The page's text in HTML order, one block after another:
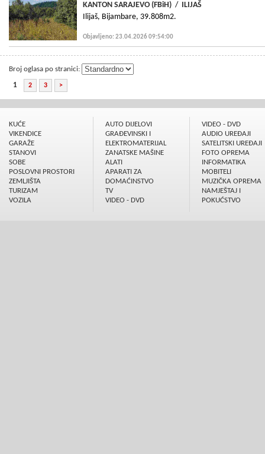
KANTON SARAJEVO (FBiH) / ILIJAŠ
Ilijaš, Bijambare, 39.808m2.
Objavljeno: 23.04.2026 09:54:00
Broj oglasa po stranici:
1 2 3 >
KUĆE
VIKENDICE
GARAŽE
STANOVI
SOBE
POSLOVNI PROSTORI
ZEMLJIŠTA
TURIZAM
VOZILA
AUTO DIJELOVI
GRAÐEVINSKI I
ELEKTROMATERIJAL
ZANATSKE MAŠINE
ALATI
APARATI ZA
DOMAĆINSTVO
TV
VIDEO - DVD
VIDEO - DVD
AUDIO UREÐAJI
SATELITSKI UREÐAJI
FOTO OPREMA
INFORMATIKA
MOBITELI
MUZIČKA OPREMA
NAMJEŠTAJ I
POKUĆSTVO